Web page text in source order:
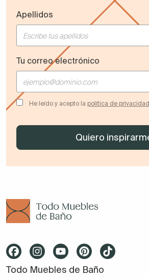
Apellidos
Tu correo electrónico
He leído y acepto la política de privacidad
Todo Muebles de Baño